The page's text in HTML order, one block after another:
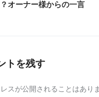
オーナー様からの一言
トを残す
スが公開されることはあり